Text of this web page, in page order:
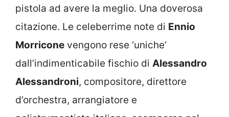
pistola ad avere la meglio. Una doverosa
citazione. Le celeberrime note di Ennio
Morricone vengono rese ‘uniche’
dall’indimenticabile fischio di Alessandro
Alessandroni, compositore, direttore
d’orchestra, arrangiatore e